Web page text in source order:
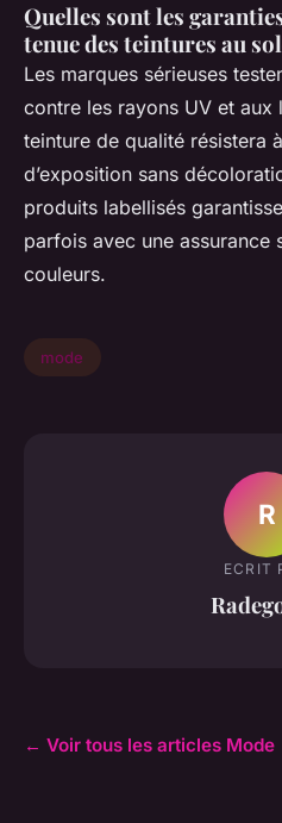
Quelles sont les
tenue des teintures au
Les marques sérieuses
contre les rayons UV et aux
teinture de qualité résistera
d’exposition sans
produits labellisés
parfois avec une assurance
couleurs.
mode
R
ECRIT
← Voir tous les articles Mode